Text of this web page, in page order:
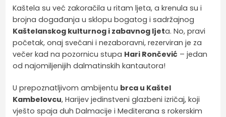
Kaštela su već zakoračila u ritam ljeta, a krenula su i
brojna događanja u sklopu bogatog i sadržajnog
Kaštelanskog kulturnog i zabavnog ljeta. No, pravi
početak, onaj svečani i nezaboravni, rezerviran je za
večer kad na pozornicu stupa Hari Rončević – jedan
od najomiljenijih dalmatinskih kantautora!
U prepoznatljivom ambijentu brca u Kaštel
Kambelovcu, Harijev jedinstveni glazbeni izričaj, koji
vješto spaja duh Dalmacije i Mediterana s rokerskim